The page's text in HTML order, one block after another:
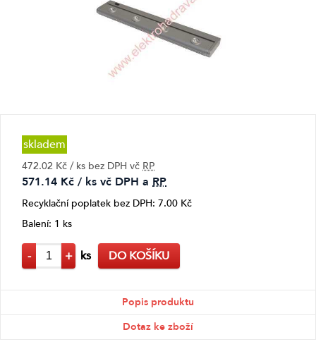
skladem
472.02 Kč / ks bez DPH vč RP
571.14 Kč / ks vč DPH a RP
Recyklační poplatek bez DPH: 7.00 Kč
Balení: 1 ks
- + ks DO KOŠÍKU
Popis produktu
Dotaz ke zboží